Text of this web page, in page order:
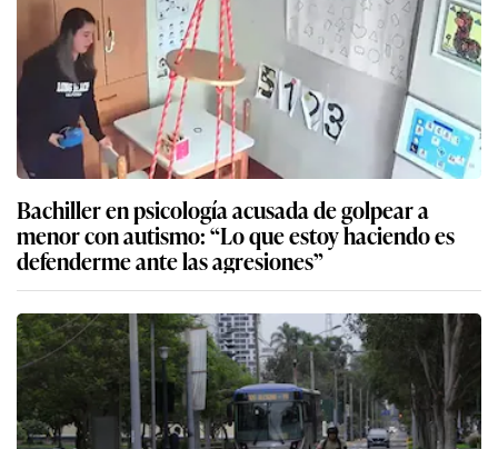
Bachiller en psicología acusada de golpear a
menor con autismo: “Lo que estoy haciendo es
defenderme ante las agresiones”